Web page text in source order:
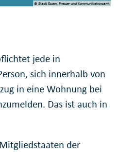
© Stadt Essen, Presse- und Kommunikationsamt
jede in
sich innerhalb von
in eine Wohnung bei
Das ist auch in
der